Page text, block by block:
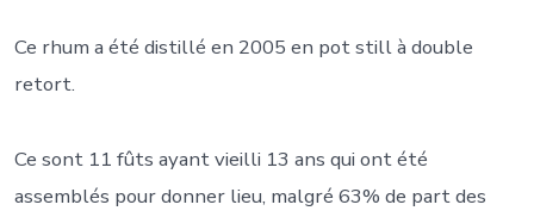
Ce rhum a été distillé en 2005 en pot still à double
retort.
Ce sont 11 fûts ayant vieilli 13 ans qui ont été
assemblés pour donner lieu, malgré 63% de part des